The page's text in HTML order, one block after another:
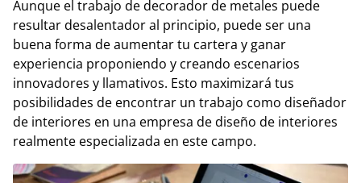
Aunque el trabajo de decorador de metales puede
resultar desalentador al principio, puede ser una
buena forma de aumentar tu cartera y ganar
experiencia proponiendo y creando escenarios
innovadores y llamativos. Esto maximizará tus
posibilidades de encontrar un trabajo como diseñador
de interiores en una empresa de diseño de interiores
realmente especializada en este campo.